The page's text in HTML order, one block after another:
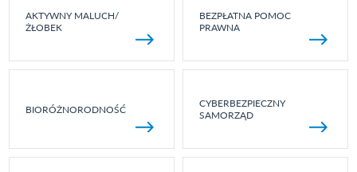
AKTYWNY MALUCH/
ŻŁOBEK
BEZPŁATNA POMOC
PRAWNA
BIORÓŻNORODNOŚĆ
CYBERBEZPIECZNY
SAMORZĄD